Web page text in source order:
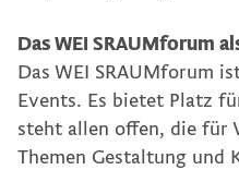
Das WEI SRAUMforum
Das WEI SRAUMforum
Events. Es bietet Platz
steht allen offen, die für
Themen Gestaltung und